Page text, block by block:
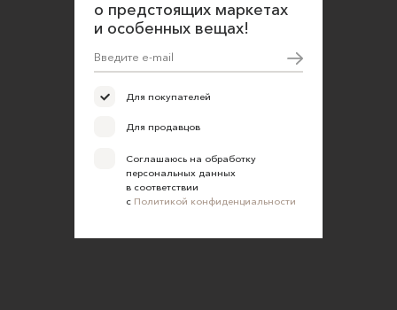
о предстоящих маркетах
и особенных вещах!
Для покупателей
Для продавцов
Соглашаюсь на обработку
персональных данных
в соответствии
с Политикой конфиденциальности